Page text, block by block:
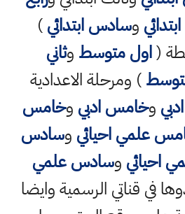
وسادس ابتدائي)
(اول متوسط وثاني
) ومرحلة الاعدادية
وخامس ادبي وخامس
علمي احيائي وسادس
احيائي وسادس علمي
في قناتي الرسمية وايضا